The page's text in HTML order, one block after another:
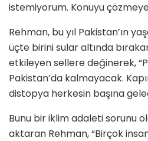
istemiyorum. Konuyu çözmeye
Rehman, bu yıl Pakistan’ın
üçte birini sular altında
etkileyen sellere değinerek,
Pakistan’da kalmayacak.
distopya herkesin başına
Bunu bir iklim adaleti sorunu
aktaran Rehman, “Birçok